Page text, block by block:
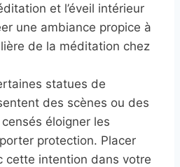
et l’éveil intérieur
une ambiance propice à
de la méditation chez
statues de
des scènes ou des
éloigner les
protection. Placer
cette intention dans votre